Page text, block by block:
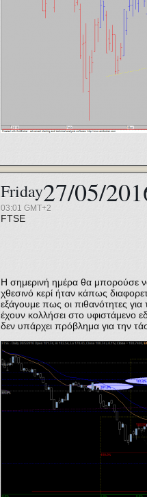
Friday27/05/
03:01 GMT+2
FTSE
Η σημερινή ημέρα θα μπορούσε
χθεσινό κερί ήταν κάπως
εξάγουμε πως οι πιθανότητες για
έχουν κολλήσει στο υφιστάμενο
δεν υπάρχει πρόβλημα για την